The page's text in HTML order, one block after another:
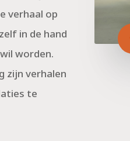
verhaal op
in de hand
worden.
zijn verhalen
te